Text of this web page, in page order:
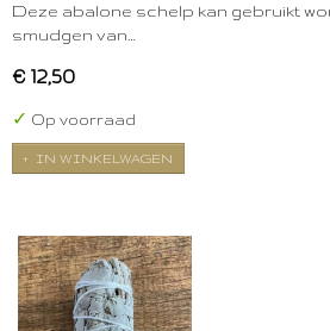
Deze abalone schelp kan gebruikt
smudgen van…
€ 12,50
✓ Op voorraad
IN WINKELWAGEN